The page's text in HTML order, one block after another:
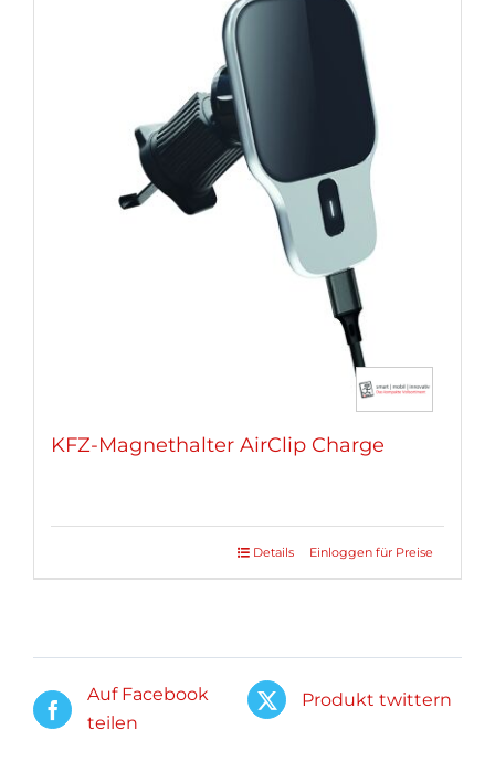
KFZ-Magnethalter AirClip Charge
Einloggen für Preise
Details
Auf Facebook
teilen
Produkt twittern